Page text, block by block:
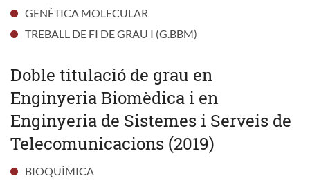
GENÈTICA MOLECULAR
TREBALL DE FI DE GRAU I (G.BBM)
Doble titulació de grau en
Enginyeria Biomèdica i en
Enginyeria de Sistemes i Serveis de
Telecomunicacions (2019)
BIOQUÍMICA